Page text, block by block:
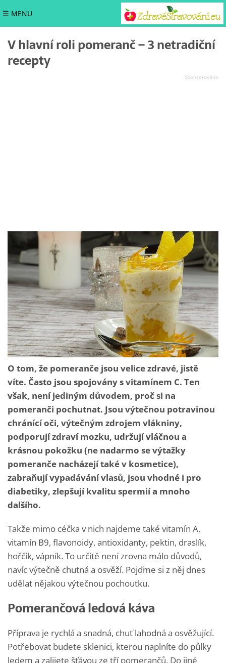
☰ MENU
V hlavní roli pomeranč – 3 netradiční
recepty
O tom, že pomeranče jsou velice zdravé, jistě
víte. Často jsou spojovány s vitamínem C. Ten
však, není jediným důvodem, proč si na
pomeranči pochutnat. Jsou výtečnou potravinou
chránící oči, výtečným zdrojem vlákniny,
podporují zdraví mozku, udržují vláčnou a
krásnou pokožku (ne nadarmo se výtažky
pomeranče nacházejí také v kosmetice),
zabraňují vypadávání vlasů, jsou vhodné i pro
diabetiky, zlepšují kvalitu spermií a mnoho
dalšího.
Takže mimo céčka v nich najdeme také vitamín A,
vitamín B9, flavonoidy, antioxidanty, pektin, draslík,
hořčík, vápník. To určitě není zrovna málo důvodů,
navíc výtečně chutná a osvěží. Pojďme si z něj dnes
udělat nějakou výtečnou pochoutku.
Pomerančová ledová káva
Příprava je rychlá a snadná, chuť lahodná a osvěžující.
Potřebovat budete sklenici, kterou naplníte do půlky
ledem a zalijete šťávou ze tří pomerančů. Do jiné